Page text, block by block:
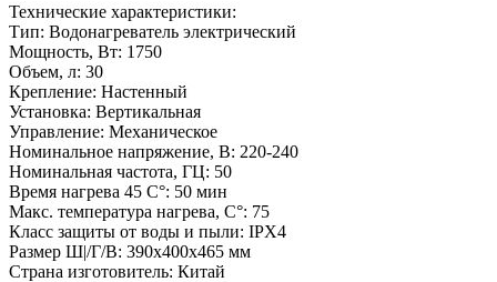
Технические характеристики:
Тип: Водонагреватель электрический
Мощность, Вт: 1750
Объем, л: 30
Крепление: Настенный
Установка: Вертикальная
Управление: Механическое
Номинальное напряжение, В: 220-240
Номинальная частота, ГЦ: 50
Время нагрева 45 С°: 50 мин
Макс. температура нагрева, С°: 75
Класс защиты от воды и пыли: IPX4
Размер Ш|/Г/В: 390х400х465 мм
Страна изготовитель: Китай